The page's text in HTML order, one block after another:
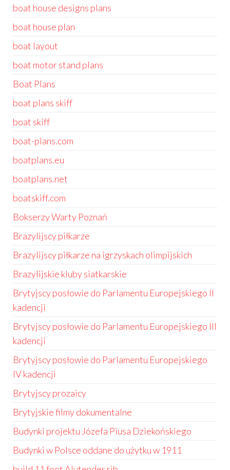
boat house designs plans
boat house plan
boat layout
boat motor stand plans
Boat Plans
boat plans skiff
boat skiff
boat-plans.com
boatplans.eu
boatplans.net
boatskiff.com
Bokserzy Warty Poznań
Brazylijscy piłkarze
Brazylijscy piłkarze na igrzyskach olimpijskich
Brazylijskie kluby siatkarskie
Brytyjscy posłowie do Parlamentu Europejskiego II
kadencji
Brytyjscy posłowie do Parlamentu Europejskiego III
kadencji
Brytyjscy posłowie do Parlamentu Europejskiego
IV kadencji
Brytyjscy prozaicy
Brytyjskie filmy dokumentalne
Budynki projektu Józefa Piusa Dziekońskiego
Budynki w Polsce oddane do użytku w 1911